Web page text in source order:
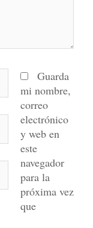
Guarda
mi nombre,
correo
electrónico
y web en
este
navegador
para la
próxima vez
que